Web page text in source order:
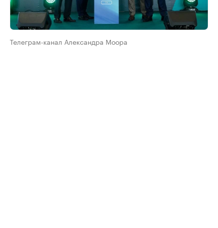
Телеграм-канал Александра Моора